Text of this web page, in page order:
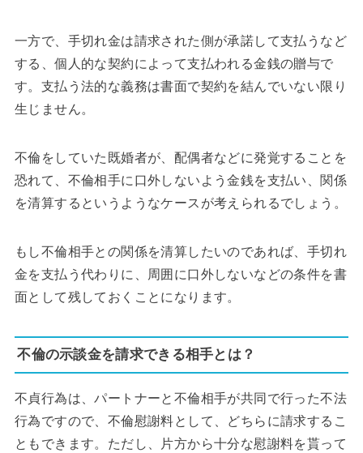
一方で、手切れ金は請求された側が承諾して支払うなど
する、個人的な契約によって支払われる金銭の贈与で
す。支払う法的な義務は書面で契約を結んでいない限り
生じません。
不倫をしていた既婚者が、配偶者などに発覚することを
恐れて、不倫相手に口外しないよう金銭を支払い、関係
を清算するというようなケースが考えられるでしょう。
もし不倫相手との関係を清算したいのであれば、手切れ
金を支払う代わりに、周囲に口外しないなどの条件を書
面として残しておくことになります。
不倫の示談金を請求できる相手とは？
不貞行為は、パートナーと不倫相手が共同で行った不法
行為ですので、不倫慰謝料として、どちらに請求するこ
ともできます。ただし、片方から十分な慰謝料を貰って